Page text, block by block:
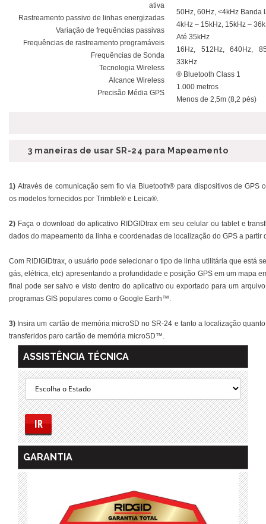
ativa
Rastreamento passivo de linhas energizadas
Variação de frequências passivas
Frequências de rastreamento programáveis
Frequências de Sonda
Tecnologia Wireless
Alcance Wireless
Precisão Média GPS
50Hz, 60Hz, <4kHz Banda
4kHz – 15kHz, 15kHz –
Até 35kHz
16Hz, 512Hz, 640Hz,
33kHz
® Bluetooth Class 1
1.000 metros
Menos de 2,5m (8,2 pés)
3 maneiras de usar SR-24 para Mapeamento
1) Através de comunicação sem fio via Bluetooth® para dispositivos de GPS
os modelos fornecidos por Trimble® e Leica®.
2) Faça o download do aplicativo RIDGIDtrax em seu celular ou tablet e
dados do mapeamento da linha e coordenadas de localização do GPS a partir
Com RIDIGIDtrax, o usuário pode selecionar o tipo de linha utilitária que está
gás, elétrica, etc) apresentando a profundidade e posição GPS em um mapa
final pode ser salvo e visto dentro do aplicativo ou exportado para um
programas GIS populares como o Google Earth™.
3) Insira um cartão de memória microSD no SR-24 e tanto a localização
transferidos paro cartão de memória microSD™.
ASSISTÊNCIA TÉCNICA
IR
GARANTIA